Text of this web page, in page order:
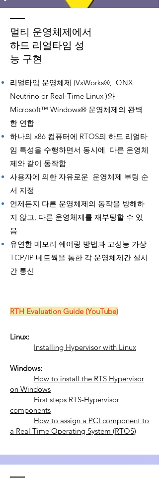
멀티 운영체제에서
하드 리얼타임 성
능 구현
리얼타임 운영체제 (VxWorks®, QNX
Neutrino or Real-Time Linux )와
Microsoft™ Windows® 운영체제의 완벽
한 연합
하나의 x86 컴퓨터에 RTOS의 하드 리얼타
임 특성을 수행하면서 동시에 다른 운영체
제와 같이 동작함
사용자에 의한 자유로운 운영체제 부팅 순
서 지정
언제든지 다른 운영체제의 동작을 방해하
지 않고, 다른 운영체제를 재부팅할 수 있
음
유연한 메모리 쉐어링 방법과 고성능 가상
TCP/IP 네트웍을 통한 각 운영체제간 실시
간 통신
RTH Evaluation Guide (YouTube)
Linux:
Installing Hypervisor with Linux
Windows:
How to install the RTS Hypervisor
on Windows
First steps RTS-Hypervisor
components
How to assign a PCI component to
a Real Time Operating System (RTOS)